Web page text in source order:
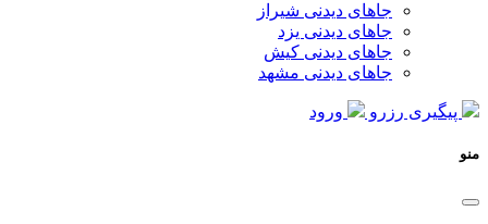
جاهای دیدنی شیراز
جاهای دیدنی یزد
جاهای دیدنی کیش
جاهای دیدنی مشهد
پیگیری رزرو ورود
منو